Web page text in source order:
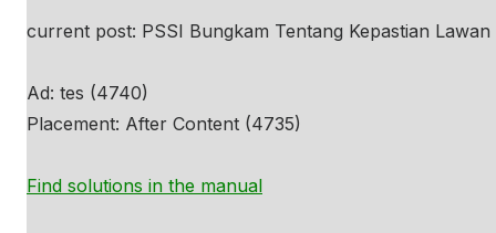
current post: PSSI Bungkam Tentang Kepastian
Ad: tes (4740)
Placement: After Content (4735)
Find solutions in the manual